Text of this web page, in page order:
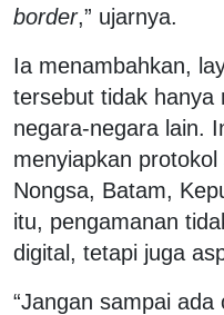
border,” ujarnya.
Ia menambahkan,
tersebut tidak hanya
negara-negara lain.
menyiapkan
Nongsa, Batam,
itu, pengamanan
digital, tetapi juga
“Jangan sampai